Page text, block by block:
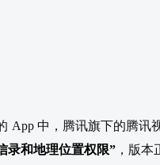
App 中，腾讯旗下的腾讯
录和地理位置权限” ，版本